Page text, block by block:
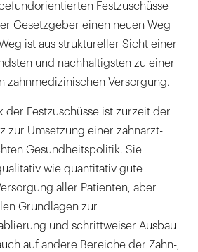
– die Antwort auf mehr
leichter machen
der Budgetierung
der Zahnärzteschaft
Festzuschüsse
Gesetzgeber einen neuen Weg
ist aus struktureller Sicht einer
und nachhaltigsten zu einer
zahnmedizinischen Versorgung.
der Festzuschüsse ist zurzeit der
zur Umsetzung einer zahnarzt-
Gesundheitspolitik. Sie
wie quantitativ gute
aller Patienten, aber
Grundlagen zur
und schrittweiser Ausbau
auf andere Bereiche der Zahn-,